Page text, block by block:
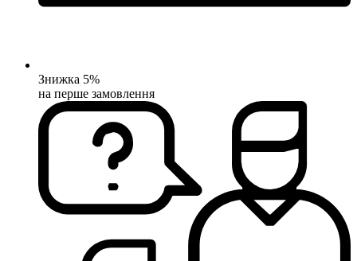
Знижка 5%
на перше замовлення